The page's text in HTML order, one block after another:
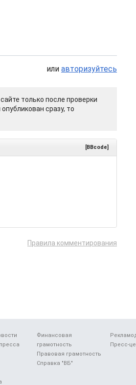
или авторизуйтесь
только после проверки
сразу, то
[BBcode]
Правила комментирования
Финансовая
грамотность
Правовая грамотность
Справка "ВБ"
Пресс-